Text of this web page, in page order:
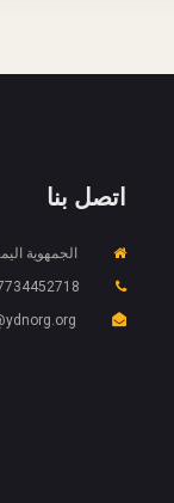
اتصل بنا
الجمهوية